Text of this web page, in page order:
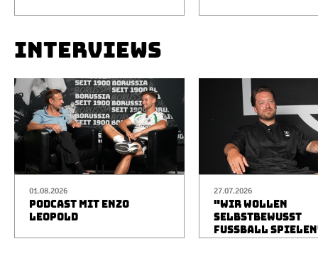
INTERVIEWS
01.08.2026
PODCAST MIT ENZO
LEOPOLD
27.07.2026
"WIR WOLLEN
SELBSTBEWUSST
FUSSBALL